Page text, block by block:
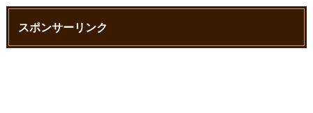
c i
スポンサーリンク